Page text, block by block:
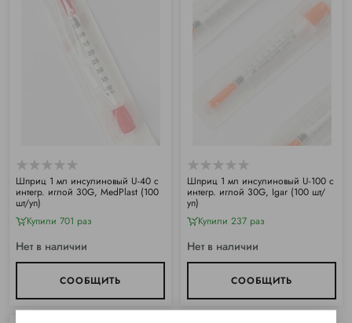
Шприц 1 мл инсулиновый U-40 с
интегр. иглой 30G, MedPlast (100
шт/уп)
Купили 701 раз
Нет в наличии
СООБЩИТЬ
Шприц 1 мл инсулиновый U-100 с
интегр. иглой 30G, Igar (100 шт/
уп)
Купили 237 раз
Нет в наличии
СООБЩИТЬ